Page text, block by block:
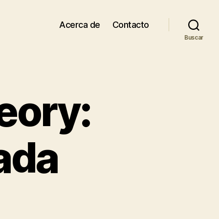
Acerca de Contacto
Buscar